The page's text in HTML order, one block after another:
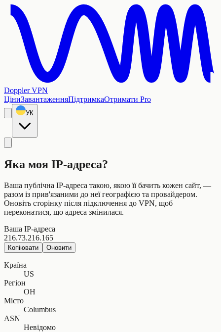
Doppler VPN
ЦіниЗавантаженняПідтримкаОтримати Pro
УК
Яка моя IP-адреса?
Ваша публічна IP-адреса такою, якою її бачить кожен сайт, —
разом із прив'язаними до неї географією та провайдером.
Оновіть сторінку після підключення до VPN, щоб
переконатися, що адреса змінилася.
Ваша IP-адреса
216.73.216.165
Копіювати Оновити
Країна
US
Регіон
OH
Місто
Columbus
ASN
Невідомо